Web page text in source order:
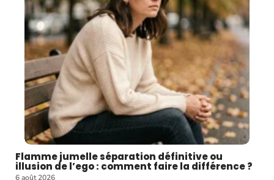
Flamme jumelle séparation définitive ou
illusion de l’ego : comment faire la différence ?
6 août 2026